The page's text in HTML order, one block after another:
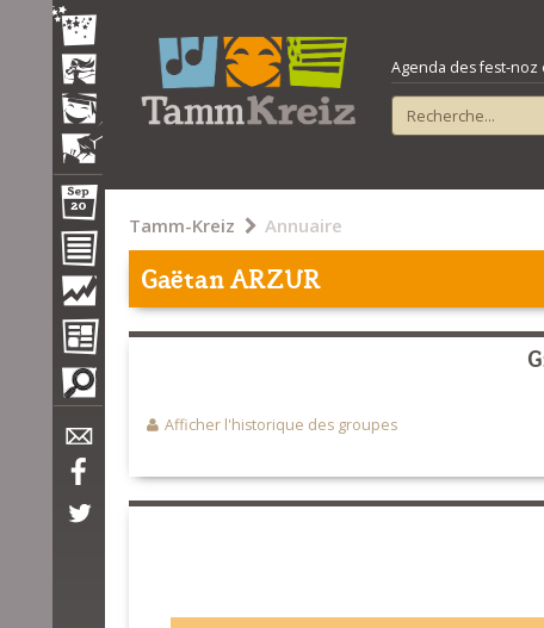
Agenda des fest-noz
Tamm-Kreiz Annuaire
Gaëtan ARZUR
Afficher l'historique des groupes